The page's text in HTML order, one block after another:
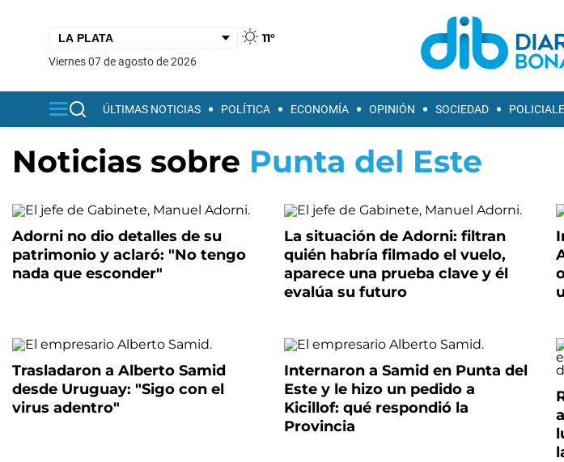
11°
viernes 07 de agosto de 2026
ÚLTIMAS NOTICIAS POLÍTICA ECONOMÍA OPINIÓN SOCIEDAD
Noticias sobre Punta del Este
Adorni no dio detalles de su
patrimonio y aclaró: "No tengo
nada que esconder"
La situación de Adorni: filtran
quién habría filmado el vuelo,
aparece una prueba clave y él
evalúa su futuro
Trasladaron a Alberto Samid
desde Uruguay: "Sigo con el
virus adentro"
Internaron a Samid en Punta del
Este y le hizo un pedido a
Kicillof: qué respondió la
Provincia